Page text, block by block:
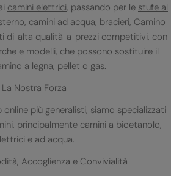
camini elettrici, passando per le stufe al
, camini ad acqua, bracieri, Camino
di alta qualità a prezzi competitivi, con
e modelli, che possono sostituire il
a legna, pellet o gas.
La Nostra Forza
più generalisti, siamo specializzati
principalmente camini a bioetanolo,
e ad acqua.
Accoglienza e Convivialità